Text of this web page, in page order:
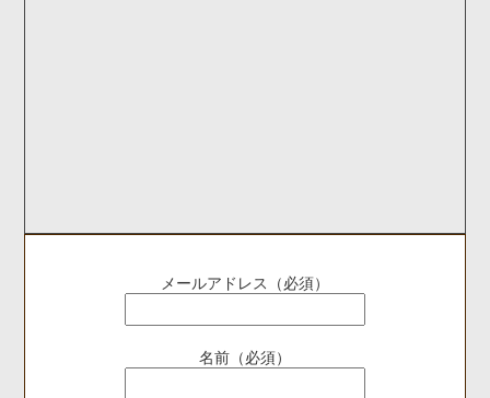
メールアドレス（必須）
名前（必須）